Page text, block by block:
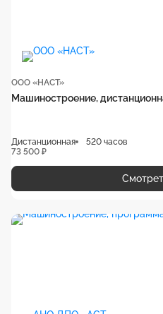
ООО «НАСТ»
Машиностроение,
Дистанционная
520 часов
73 500 ₽